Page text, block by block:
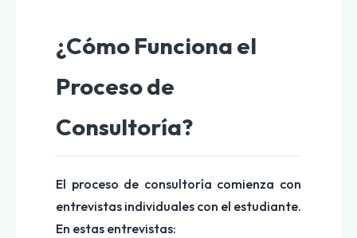
¿Cómo Funciona el
Proceso de
Consultoría?
El proceso de consultoría comienza con
entrevistas individuales con el estudiante.
En estas entrevistas: